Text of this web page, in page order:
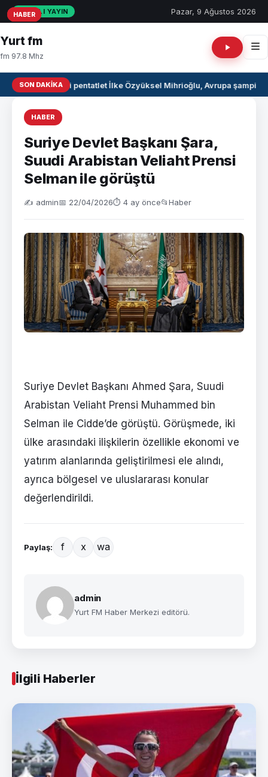
CANLI YAYIN Pazar, 9 Ağustos 2026
Yurt fm
fm 97.8 Mhz
SON DAKIKAMilli pentatlet İlke Özyüksel Mihrioğlu, Avrupa
HABER
Suriye Devlet Başkanı Şara,
Suudi Arabistan Veliaht Prensi
Selman ile görüştü
✍️ admin📅 22/04/2026⏱ 4 ay önce📂Haber
Suriye Devlet Başkanı Ahmed Şara, Suudi
Arabistan Veliaht Prensi Muhammed bin
Selman ile Cidde’de görüştü. Görüşmede, iki
ülke arasındaki ilişkilerin özellikle ekonomi ve
yatırım alanlarında geliştirilmesi ele alındı,
ayrıca bölgesel ve uluslararası konular
değerlendirildi.
Paylaş: f x wa
admin
Yurt FM Haber Merkezi editörü.
İlgili Haberler
HABER
HABER
HABER